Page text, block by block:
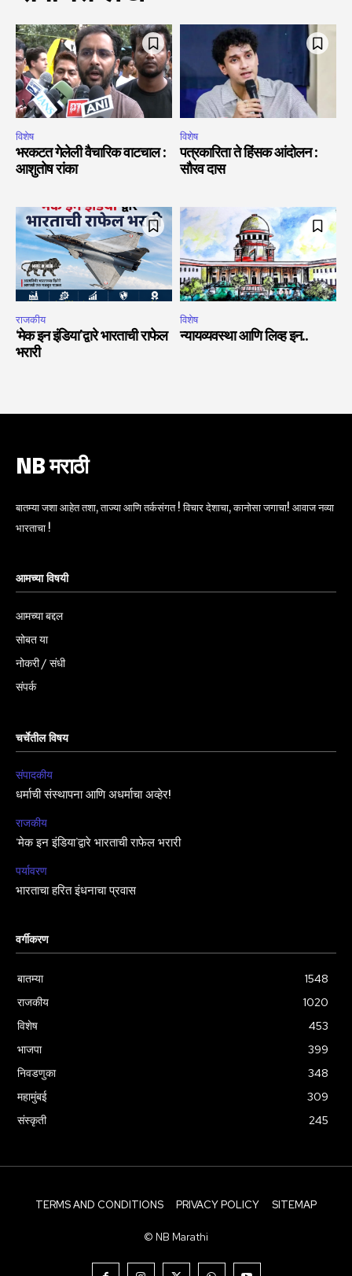
विशेष
भरकटत गेलेली वैचारिक वाटचाल :
आशुतोष रांका
विशेष
पत्रकारिता ते हिंसक आंदोलन :
सौरव दास
राजकीय
‘मेक इन इंडिया’द्वारे भारताची राफेल
भरारी
विशेष
न्यायव्यवस्था आणि लिव्ह इन..
NB मराठी
बातम्या जशा आहेत तशा, ताज्या आणि तर्कसंगत ! विचार देशाचा, कानोसा जगाचा! आवाज नव्या
भारताचा !
आमच्या विषयी
आमच्या बद्दल
सोबत या
नोकरी / संधी
संपर्क
चर्चेतील विषय
संपादकीय
धर्माची संस्थापना आणि अधर्माचा अव्हेर!
राजकीय
‘मेक इन इंडिया’द्वारे भारताची राफेल भरारी
पर्यावरण
भारताचा हरित इंधनाचा प्रवास
वर्गीकरण
बातम्या
1548
राजकीय
1020
विशेष
453
भाजपा
399
निवडणुका
348
महामुंबई
309
संस्कृती
245
TERMS AND CONDITIONS PRIVACY POLICY SITEMAP
© NB Marathi